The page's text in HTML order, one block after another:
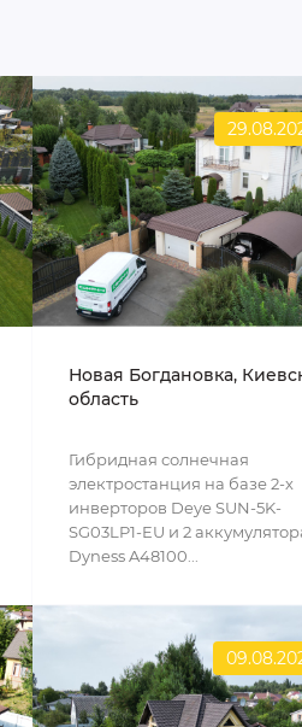
Новая Богдановка,
область
Гибридная солнечная
электростанция на базе 2-х
инверторов Deye SUN-5K-
SG03LP1-EU и 2
Dyness A48100...